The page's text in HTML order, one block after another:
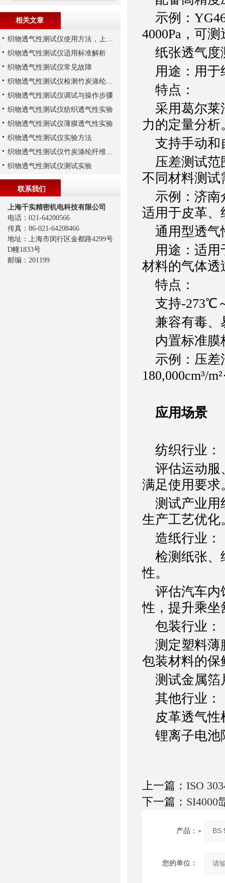
示例：
4000Pa，可
纸张透气度
用途：用于
特点：
采用葛尔莱
力的定量分析
支持手动和
压差测试范
不同材料测试
示例：济南
适用于皮革、
通用型透气
用途：适用
材料的气体透
特点：
支持-273℃
兼容有毒、
内置标准膜
示例：压差
180,000cm³/
应用场景
纺织行业：
评估运动服
满足使用要求
测试产业用
生产工艺优化
造纸行业：
检测纸张、
性。
评估汽车内
性，提升乘坐
包装行业：
测定塑料薄
包装材料的保
测试金属箔
其他行业：
皮革透气性
锂离子电池
上一篇： ISO
下一篇： SI4000
产品：
您的单位：
相关文章
织物透气性测试仪使用方法，上海千实的G571为例
织物透气性测试仪适用标准解析
织物透气性测试仪常见故障
织物透气性测试仪检测竹炭涤纶纤维织物
织物透气性测试仪调试与操作步骤
织物透气性测试仪纺织透气性实验
织物透气性测试仪薄膜透气性实验
织物透气性测试仪实验方法
织物透气性测试仪竹炭涤纶纤维透气实验
织物透气性测试仪测试实验
联系我们
上海千实精密机电科技有限公司
电话：021-64200566
传真：86-021-64208466
地址：上海市闵行区金都路4299号
D幢1833号
邮编：201199